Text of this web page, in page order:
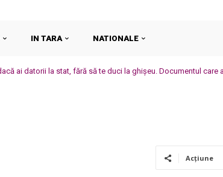
IN TARA NATIONALE
ai datorii la stat, fără să te duci la ghișeu. Documentul
Acțiune